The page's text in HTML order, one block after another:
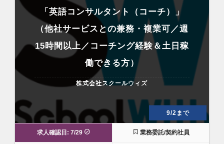
「英語コンサルタント（コーチ）」
（他社サービスとの兼務・複業可／週
15時間以上／コーチング経験＆土日稼
働できる方）
株式会社スクールウィズ
9/2まで
求人確認日: 7/29 業務委託/契約社員